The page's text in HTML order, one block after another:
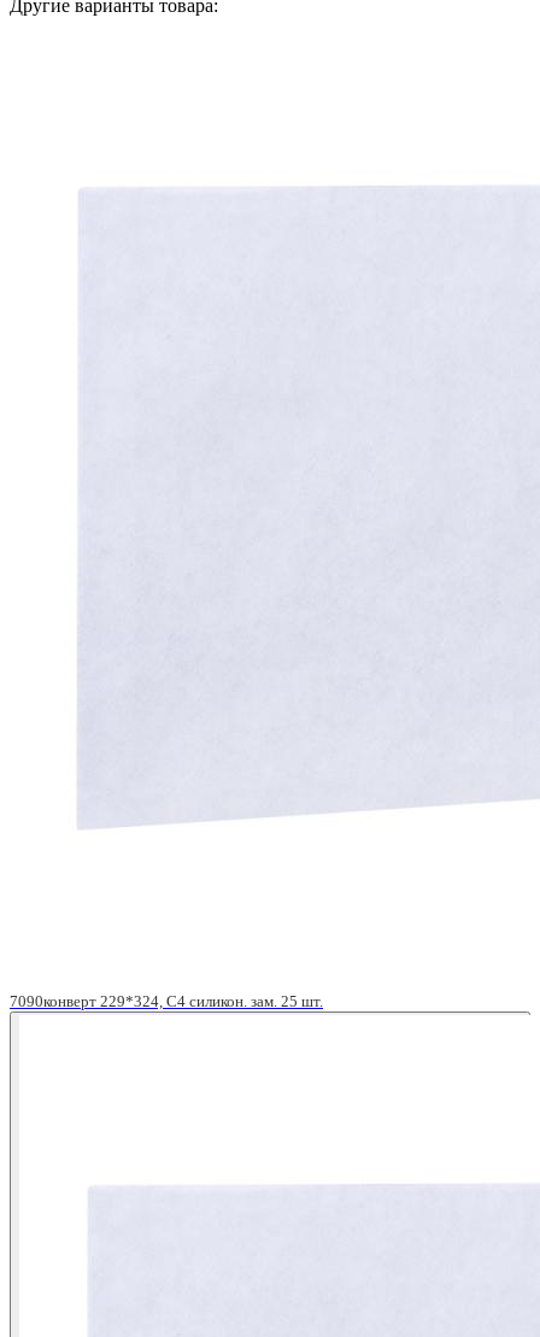
Другие варианты товара:
7090конверт 229*324, С4 силикон. зам. 25 шт.